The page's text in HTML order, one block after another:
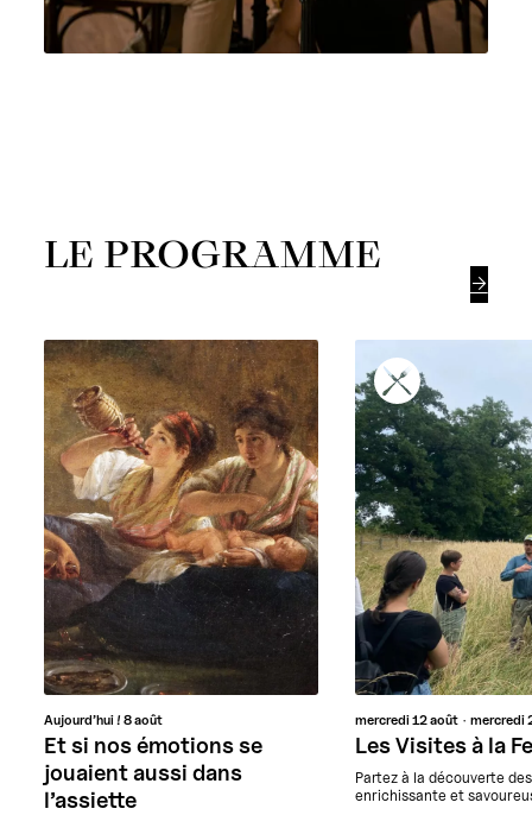
LE PROGRAMME

Aujourd’hui !8 août
Et si nos émotions se
jouaient aussi dans
l’assiette
mercredi12 août mercredi
Les Visites à la
Partez à la découverte
enrichissante et